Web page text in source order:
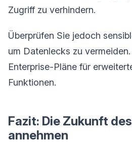
Zugriff zu verhindern.
Überprüfen Sie jedoch
um Datenlecks zu
Enterprise-Pläne für
Funktionen.
Fazit: Die Zukunft
annehmen